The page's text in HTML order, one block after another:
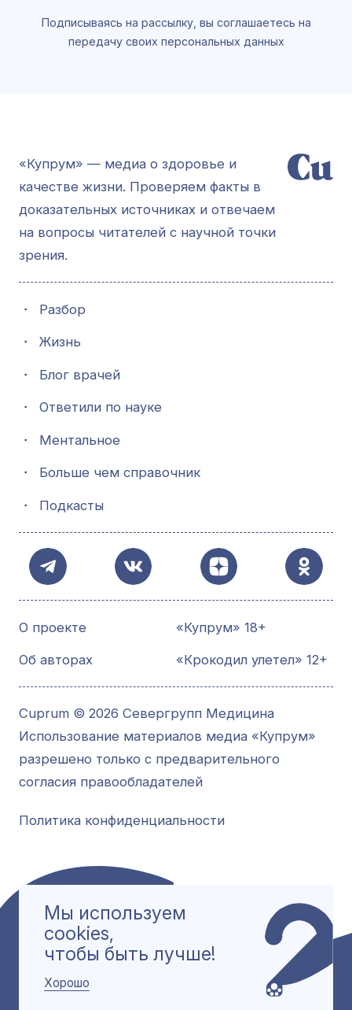
Мы используем
cookies,
чтобы быть лучше!
Хорошо
Подписываясь на рассылку, вы соглашаетесь на
передачу своих персональных данных
«Купрум» — медиа о здоровье и
качестве жизни. Проверяем факты в
доказательных источниках и отвечаем
на вопросы читателей с научной точки
зрения.
・ Разбор
・ Жизнь
・ Блог врачей
・ Ответили по науке
・ Ментальное
・ Больше чем справочник
・ Подкасты
О проекте
Об авторах
«Купрум» 18+
«Крокодил улетел» 12+
Cuprum © 2026 Севергрупп Медицина
Использование материалов медиа «Купрум»
разрешено только с предварительного
согласия правообладателей
Политика конфиденциальности